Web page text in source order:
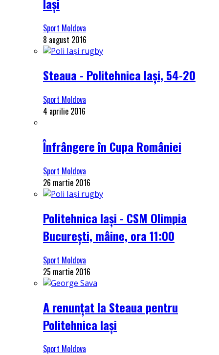
Iași
Sport Moldova
8 august 2016
Steaua - Politehnica Iași, 54-20
Sport Moldova
4 aprilie 2016
Înfrângere în Cupa României
Sport Moldova
26 martie 2016
Politehnica Iași - CSM Olimpia
București, mâine, ora 11:00
Sport Moldova
25 martie 2016
A renunțat la Steaua pentru
Politehnica Iași
Sport Moldova